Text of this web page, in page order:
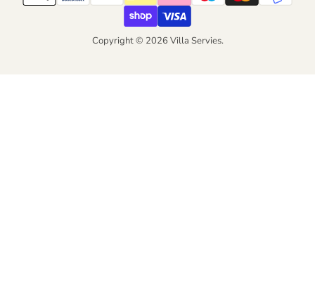
Copyright © 2026 Villa Servies.